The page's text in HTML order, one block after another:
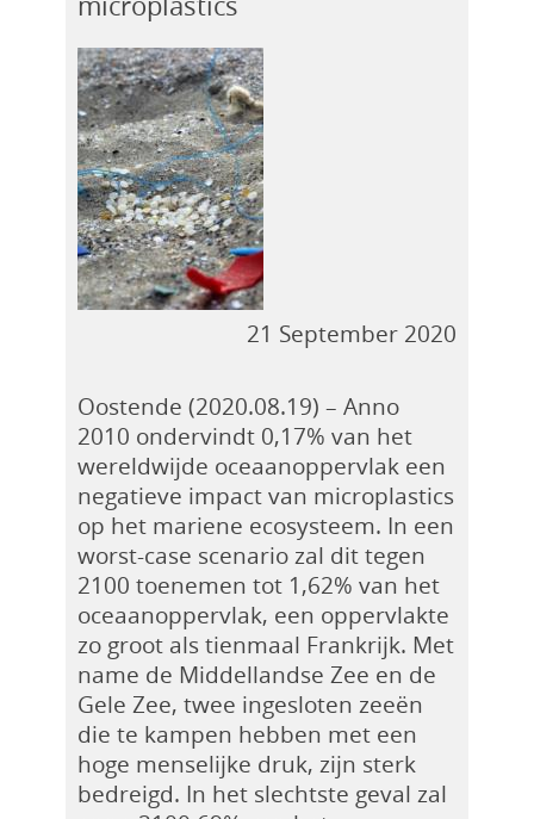
21 September 2020
Oostende (2020.08.19) – Anno
2010 ondervindt 0,17% van het
wereldwijde oceaanoppervlak een
negatieve impact van microplastics
op het mariene ecosysteem. In een
worst-case scenario zal dit tegen
2100 toenemen tot 1,62% van het
oceaanoppervlak, een oppervlakte
zo groot als tienmaal Frankrijk. Met
name de Middellandse Zee en de
Gele Zee, twee ingesloten zeeën
die te kampen hebben met een
hoge menselijke druk, zijn sterk
bedreigd. In het slechtste geval zal